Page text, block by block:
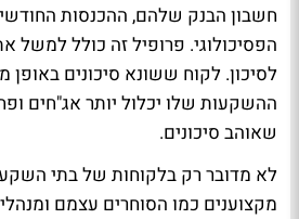
חשבון הבנק שלהם, ההכנסות
הפסיכולוגי. פרופיל זה כולל
לסיכון. לקוח ששונא סיכונים
ההשקעות שלו יכלול יותר אג"חים
שאוהב סיכונים.
לא מדובר רק בלקוחות של בתי
מקצוענים כמו הסוחרים עצמם